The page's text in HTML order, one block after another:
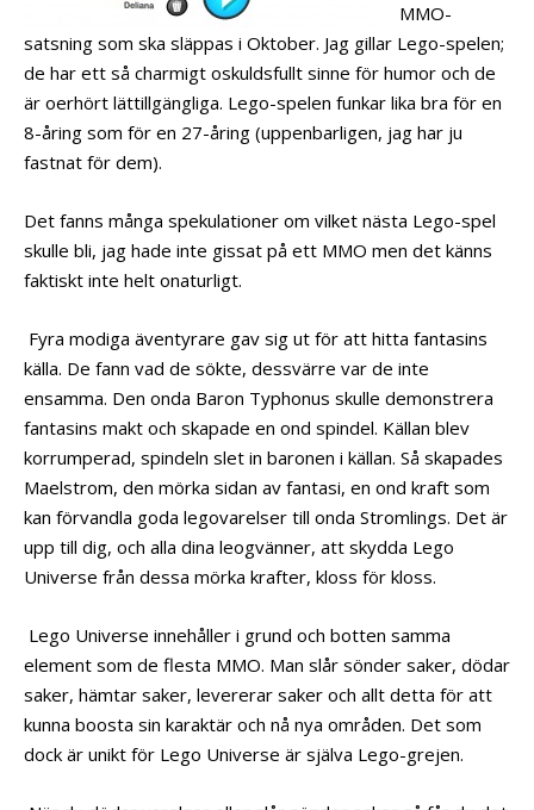
MMO-
satsning som ska släppas i Oktober. Jag gillar Lego-spelen;
de har ett så charmigt oskuldsfullt sinne för humor och de
är oerhört lättillgängliga. Lego-spelen funkar lika bra för en
8-åring som för en 27-åring (uppenbarligen, jag har ju
fastnat för dem).
Det fanns många spekulationer om vilket nästa Lego-spel
skulle bli, jag hade inte gissat på ett MMO men det känns
faktiskt inte helt onaturligt.
Fyra modiga äventyrare gav sig ut för att hitta fantasins
källa. De fann vad de sökte, dessvärre var de inte
ensamma. Den onda Baron Typhonus skulle demonstrera
fantasins makt och skapade en ond spindel. Källan blev
korrumperad, spindeln slet in baronen i källan. Så skapades
Maelstrom, den mörka sidan av fantasi, en ond kraft som
kan förvandla goda legovarelser till onda Stromlings. Det är
upp till dig, och alla dina leogvänner, att skydda Lego
Universe från dessa mörka krafter, kloss för kloss.
Lego Universe innehåller i grund och botten samma
element som de flesta MMO. Man slår sönder saker, dödar
saker, hämtar saker, levererar saker och allt detta för att
kunna boosta sin karaktär och nå nya områden. Det som
dock är unikt för Lego Universe är själva Lego-grejen.